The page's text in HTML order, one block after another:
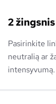
2
Pasirinkite
neutralią ar
intensyvumą.